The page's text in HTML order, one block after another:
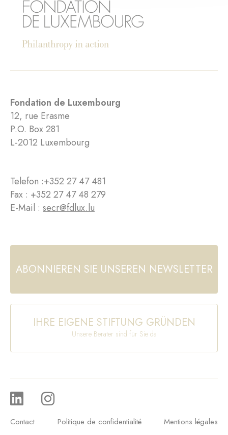
Fondation de Luxembourg
12, rue Erasme
P.O. Box 281
L-2012 Luxembourg
Telefon :+352 27 47 481
Fax : +352 27 47 48 279
E-Mail : secr@fdlux.lu
ABONNIEREN SIE UNSEREN NEWSLETTER
IHRE EIGENE STIFTUNG GRÜNDEN
Unsere Berater sind für Sie da
Contact Politique de confidentialité
Mentions légales